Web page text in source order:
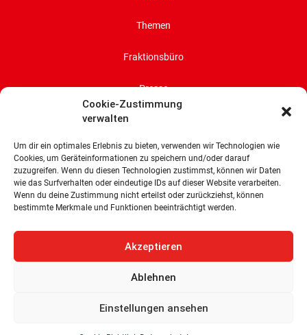
Cookie-Zustimmung
verwalten
Um dir ein optimales Erlebnis zu bieten, verwenden wir Technologien wie
Cookies, um Geräteinformationen zu speichern und/oder darauf
zuzugreifen. Wenn du diesen Technologien zustimmst, können wir Daten
wie das Surfverhalten oder eindeutige IDs auf dieser Website verarbeiten.
Wenn du deine Zustimmung nicht erteilst oder zurückziehst, können
bestimmte Merkmale und Funktionen beeinträchtigt werden.
Akzeptieren
Ablehnen
Einstellungen ansehen
Themen
Fraktionsbüro
Presse
Datenschutz
Cookie-Richtlinie (EU)
Land Bremen
28195 Bremen
E-Mail: info@spd-fraktion-bremen.de